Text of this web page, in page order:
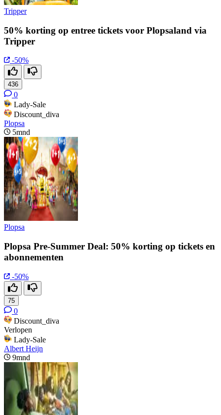
Tripper
50% korting op entree tickets voor Plopsaland via
Tripper
-50%
436
0
Lady-Sale
Discount_diva
Plopsa
5mnd
Plopsa
Plopsa Pre-Summer Deal: 50% korting op tickets en
abonnementen
-50%
75
0
Discount_diva
Verlopen
Lady-Sale
Albert Heijn
9mnd